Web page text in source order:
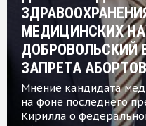
МЕДИЦИНСКИХ
ДОБРОВОЛЬСКИЙ
ЗАПРЕТА АБОРТОВ
Мнение кандидата
на фоне последнего
Кирилла о